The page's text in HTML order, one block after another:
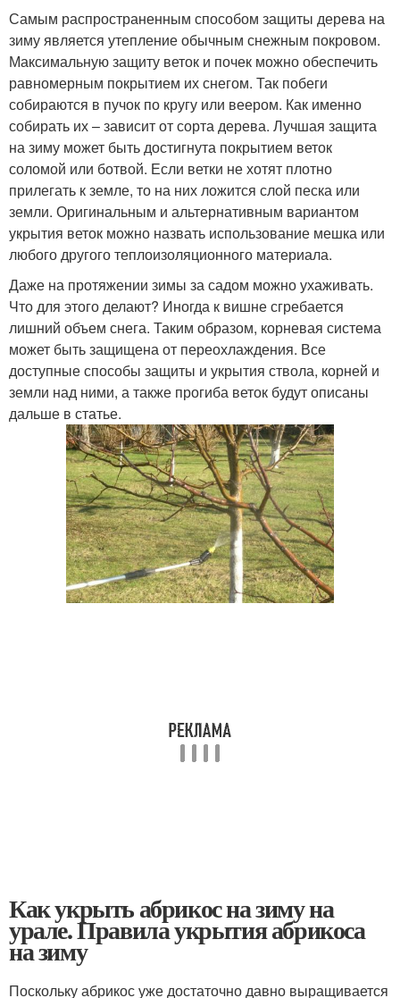
Самым распространенным способом защиты дерева на
зиму является утепление обычным снежным покровом.
Максимальную защиту веток и почек можно обеспечить
равномерным покрытием их снегом. Так побеги
собираются в пучок по кругу или веером. Как именно
собирать их – зависит от сорта дерева. Лучшая защита
на зиму может быть достигнута покрытием веток
соломой или ботвой. Если ветки не хотят плотно
прилегать к земле, то на них ложится слой песка или
земли. Оригинальным и альтернативным вариантом
укрытия веток можно назвать использование мешка или
любого другого теплоизоляционного материала.
Даже на протяжении зимы за садом можно ухаживать.
Что для этого делают? Иногда к вишне сгребается
лишний объем снега. Таким образом, корневая система
может быть защищена от переохлаждения. Все
доступные способы защиты и укрытия ствола, корней и
земли над ними, а также прогиба веток будут описаны
дальше в статье.
Как укрыть абрикос на зиму на
урале. Правила укрытия абрикоса
на зиму
Поскольку абрикос уже достаточно давно выращивается